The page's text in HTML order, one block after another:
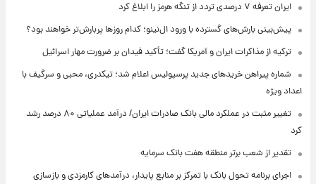
ایران تعرفه ۷ درصدی تردد از تنگه هرمز را ابلاغ کرد
پیش‌بینی بارش‌های گسترده با ورود ال‌نینو؛ کدام روزها پربارش‌تر خواهند بود؟
ترکیه از مذاکرات ایران و آمریکا گفت؛ تأکید فیدان بر ضرورت مهار اسرائیل
شماره پیراهن خریدهای جدید پرسپولیس اعلام شد؛ تیکدری، محبی و سرگیف با
اعداد ویژه
تغییر مثبت در عملکرد مالی بانک صادرات ایران/ درآمد عملیاتی ۸۰ درصد رشد
کرد
تقدیر از شعب برتر منطقه هفت بانک سرمایه
اجرای برنامه تحول بانک با تمرکز بر منابع پایدار، درآمدهای کارمزدی و بازسازی